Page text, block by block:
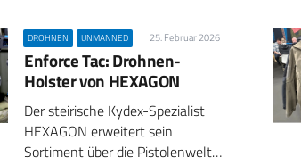
DROHNEN UNMANNED 25. Februar 2026
Enforce Tac: Drohnen-
Holster von HEXAGON
Der steirische Kydex-Spezialist
HEXAGON erweitert sein
Sortiment über die Pistolenwelt…